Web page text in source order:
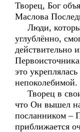
Творец, Бог
Маслова
Люди,
углублённо,
действительно
это
непоколебимой.
Творец в
что Он вышел
посланником –
приближается